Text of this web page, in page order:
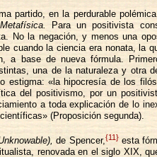
partido, en la perdurable
Para un positivista
No la negación, y menos una
cuando la ciencia era nonata, la
a base de nueva fórmula.
una de la naturaleza y otra
estigma: «la hipocresía de los
del positivismo, por un
a toda explicación de lo
(Proposición segunda).
de Spencer,{11}esta
renovada en el siglo XIX,